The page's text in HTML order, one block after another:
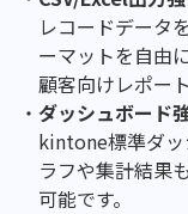
レコードデータ
ーマットを自由
顧客向けレポー
ダッシュボード
kintone標準ダッ
ラフや集計結果
可能です。